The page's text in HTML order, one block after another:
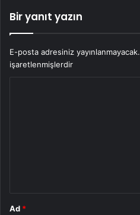
Bir yanıt yazın
E-posta adresiniz yayınlanmayacak.
işaretlenmişlerdir
Ad *